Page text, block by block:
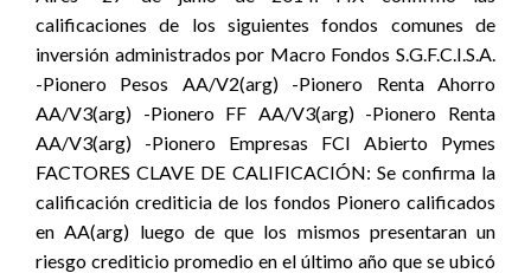
calificaciones de los siguientes fondos comunes de
inversión administrados por Macro Fondos S.G.F.C.I.S.A.
-Pionero Pesos AA/V2(arg) -Pionero Renta Ahorro
AA/V3(arg) -Pionero FF AA/V3(arg) -Pionero Renta
AA/V3(arg) -Pionero Empresas FCI Abierto Pymes
FACTORES CLAVE DE CALIFICACIÓN: Se confirma la
calificación crediticia de los fondos Pionero calificados
en AA(arg) luego de que los mismos presentaran un
riesgo crediticio promedio en el último año que se ubicó